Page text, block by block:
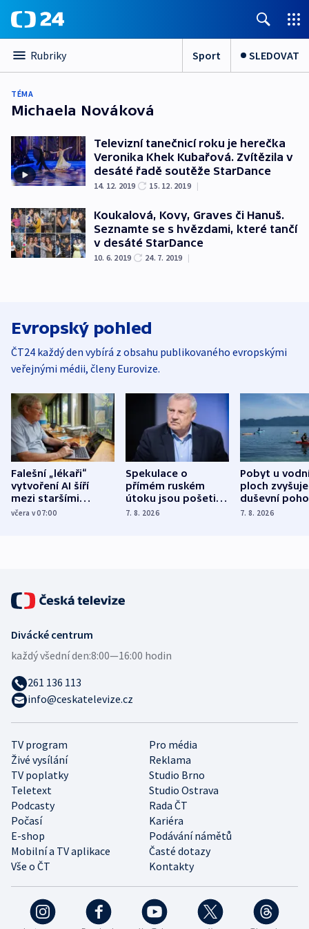
Rubriky Sport SLEDOVAT
TÉMA
Michaela Nováková
Televizní tanečnicí roku je herečka
Veronika Khek Kubařová. Zvítězila v
desáté řadě soutěže StarDance
14. 12. 2019 15. 12. 2019 |
Koukalová, Kovy, Graves či Hanuš.
Seznamte se s hvězdami, které tančí
v desáté StarDance
10. 6. 2019 24. 7. 2019 |
Evropský pohled
ČT24 každý den vybírá z obsahu publikovaného evropskými
veřejnými médii, členy Eurovize.
Falešní „lékaři“
vytvoření AI šíří
mezi staršími
Poláky nebezpečné
včera v 07:00
Spekulace o
přímém ruském
útoku jsou pošetilé,
míní estonský
7. 8. 2026
Pobyt u
ploch zvyšuje
duševní
ukázala
7. 8. 2026
TV program
Pro média
Živé vysílání
Reklama
TV poplatky
Studio Brno
Teletext
Studio Ostrava
Podcasty
Rada ČT
Počasí
Kariéra
E-shop
Podávání námětů
Mobilní a TV aplikace
Časté dotazy
Vše o ČT
Kontakty
Divácké centrum
každý všední den:8:00—16:00 hodin
261 136 113
info@ceskatelevize.cz